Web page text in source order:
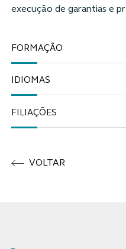
execução de garantias e
FORMAÇÃO
IDIOMAS
FILIAÇÕES
VOLTAR